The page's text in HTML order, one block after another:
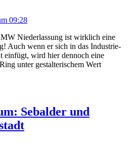
09:28
Niederlassung ist wirklich eine
Auch wenn er sich in das Industrie-
einfügt, wird hier dennoch eine
unter gestalterischem Wert
Sebalder und